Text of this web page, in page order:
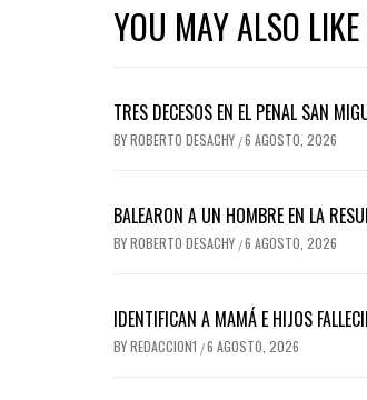
YOU MAY ALSO LIKE
TRES DECESOS EN EL PENAL SAN
BYROBERTO DESACHY /6 AGOSTO, 2026
BALEARON A UN HOMBRE EN LA
BYROBERTO DESACHY /6 AGOSTO, 2026
IDENTIFICAN A MAMÁ E HIJOS
BYREDACCION1 /6 AGOSTO, 2026